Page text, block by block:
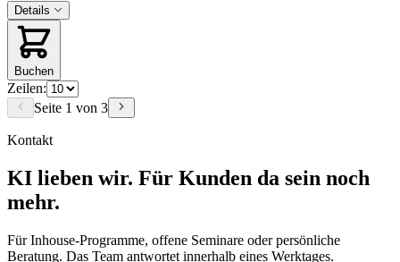
Details
Buchen
Zeilen:
Seite 1 von 3
Kontakt
KI lieben wir. Für Kunden da sein noch
mehr.
Für Inhouse-Programme, offene Seminare oder persönliche
Beratung. Das Team antwortet innerhalb eines Werktages.